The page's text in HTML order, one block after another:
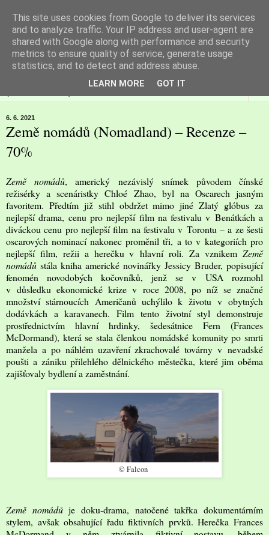
Filmspot
Recenze Honzy Vargy na filmové novinky v kinech
6. 6. 2021
Země nomádů (Nomadland) – Recenze –
70%
Země nomádů, americký nezávislý snímek původem čínské
režisérky a scenáristky Chloé Zhao, byl na Oscarech jasným
favoritem. Předtím již stihl obdržet mimo jiné Zlatý glóbus za
nejlepší drama, cenu pro nejlepší film na festivalu v Benátkách a
diváckou cenu pro nejlepší film na festivalu v Torontu – a ze šesti
oscarových nominací nakonec proměnil tři, a to v kategoriích pro
nejlepší film, režii a herečku v hlavní roli. Za vznikem Země
nomádů stála kniha americké novinářky Jessicy Bruder, popisující
fenomén novodobých kočovníků, jenž se v USA rozmohl
v důsledku ekonomické krize v roce 2008, po níž se značné
množství stárnoucích Američanů uchýlilo k životu v obytných
dodávkách a karavanech. Film tento životní styl demonstruje
prostřednictvím hlavní hrdinky, šedesátnice Fern (Frances
McDormand), která se stala členkou nomádské komunity po smrti
manžela a po náhlém uzavření zkrachovalé továrny v nevadské
poušti a zániku přilehlého dělnického městečka, které jim oběma
zajišťovaly bydlení a zaměstnání.
© Falcon
Země nomádůje doku-drama, natočené takřka dokumentárním
stylem, avšak obsahující řadu fiktivních prvků. Herečka Frances
This site uses cookies from Google to deliver its services
and to analyze traffic. Your IP address and user-agent are
shared with Google along with performance and security
metrics to ensure quality of service, generate usage
statistics, and to detect and address abuse.
LEARN MORE GOT IT